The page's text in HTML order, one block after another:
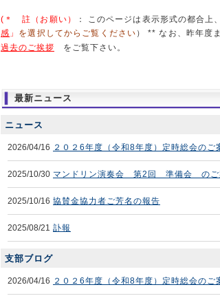
(＊ 註（お願い） ： このページは表示形式の都合上
感 」 を選択してからご覧ください ） ** なお、昨年度
過去のご挨拶
をご覧下さい。
最新ニュース
ニュース
2026/04/16 ２０２6年度（令和8年度）定時総会のご
2025/10/30 マンドリン演奏会 第2回 準備会 のご
2025/10/16 協賛金協力者ご芳名の報告
2025/08/21 訃報
支部ブログ
2026/04/16 ２０２6年度（令和8年度）定時総会のご